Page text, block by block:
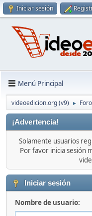
Iniciar sesión
Menú Principal
videoedicion.org (v9) ► Foro
¡Advertencia!
Solamente usuarios
Por favor inicia sesión
Iniciar sesión
Nombre de usuario: